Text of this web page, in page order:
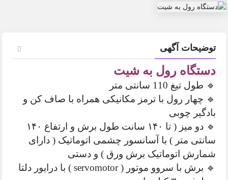
توضیحات آگهی
دستگاه رول به شیت
🔹 طول تیغ 110 سانتی متر
🔹 چهار رول با ترمز مکانیکی همراه با صاف کن و
بادگیر چوبی
🔹 دو میز ( تا ۱۴۰ سانت طول برش و ارتفاع ۱۴۰
سانتی متر ) با آسانسور چشمی اتوماتیک ( دارای
شمارش اتوماتیک برش ورق ) و دستی
🔹 برش با سروو موتور ( servomotor ) با درایور دلتا